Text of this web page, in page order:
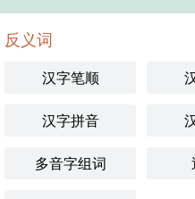
反义词
汉字笔顺
汉字拼音
多音字组词